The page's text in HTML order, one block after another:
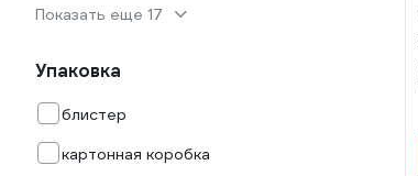
Показать еще 17
Упаковка
блистер
картонная коробка